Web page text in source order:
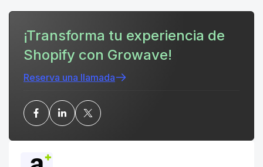
¡Transforma tu experiencia de
Shopify con Growave!
Reserva una llamada